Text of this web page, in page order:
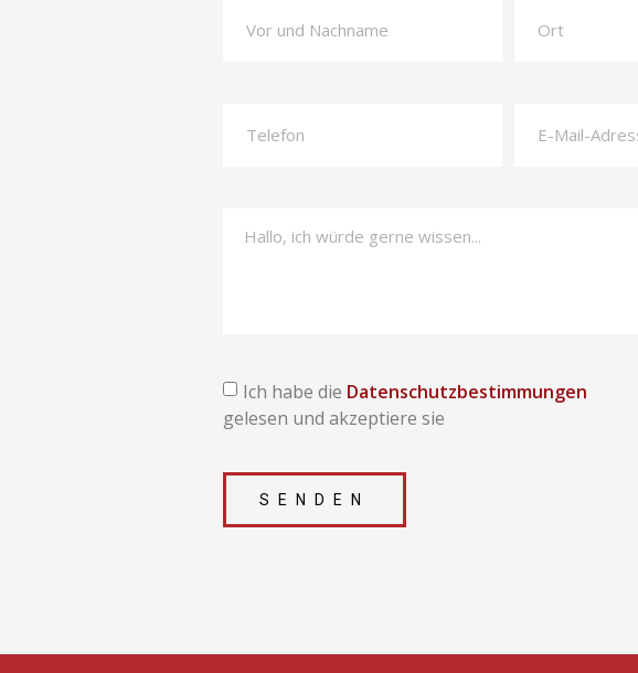
Ich habe die Datenschutzbestimmungen
gelesen und akzeptiere sie
SENDEN